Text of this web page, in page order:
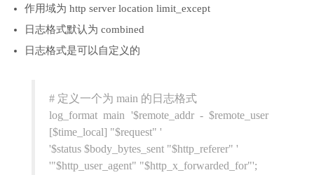
作用域为 http server location limit_except
日志格式默认为 combined
日志格式是可以自定义的
# 定义一个为 main 的日志格式
log_format main '$remote_addr - $remote_user
[$time_local] "$request" '
'$status $body_bytes_sent "$http_referer" '
'"$http_user_agent" "$http_x_forwarded_for"';